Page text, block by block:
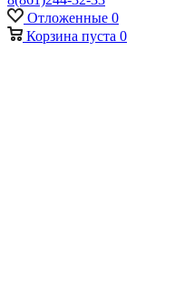
Отложенные 0
Корзина пуста 0